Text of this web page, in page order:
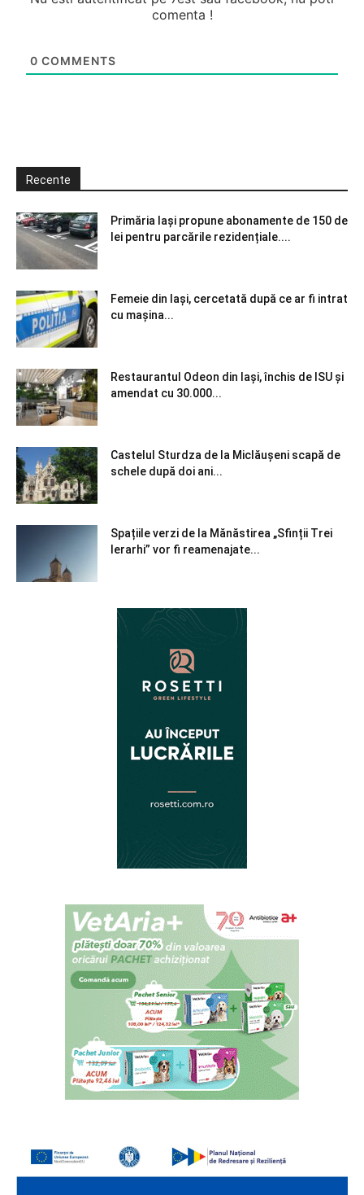
comenta !
0 COMMENTS
Recente
Primăria Iași propune abonamente de 150 de
lei pentru parcările rezidențiale....
Femeie din Iași, cercetată după ce ar fi intrat
cu mașina...
Restaurantul Odeon din Iași, închis de ISU și
amendat cu 30.000...
Castelul Sturdza de la Miclăușeni scapă de
schele după doi ani...
Spațiile verzi de la Mănăstirea „Sfinții Trei
Ierarhi” vor fi reamenajate...